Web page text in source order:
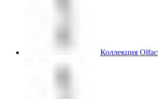
Коллекция